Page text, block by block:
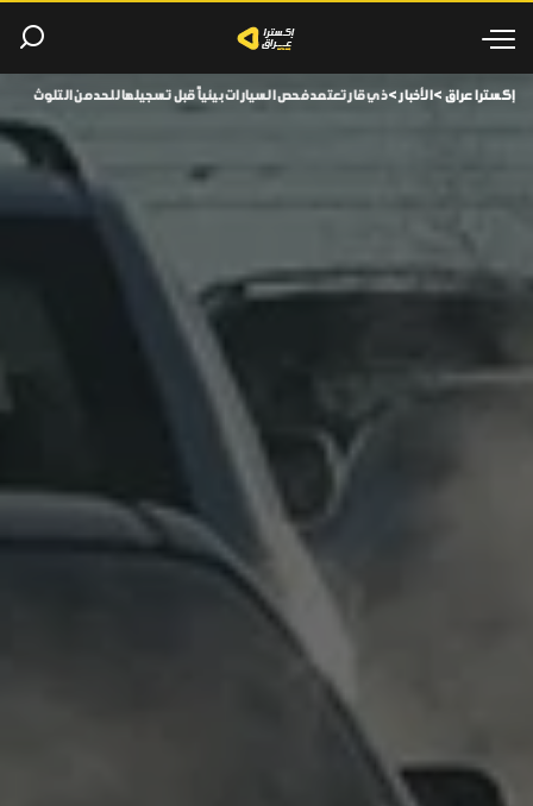
إكسترا عراق >الأخبار>ذي قار تعتمد فحص السيارات بيئياً قبل تسجيلها للحد من التلوث